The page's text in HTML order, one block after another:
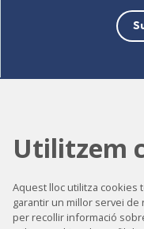
Utilitzem
Aquest lloc utilitza cookies
garantir un millor servei de
per recollir informació